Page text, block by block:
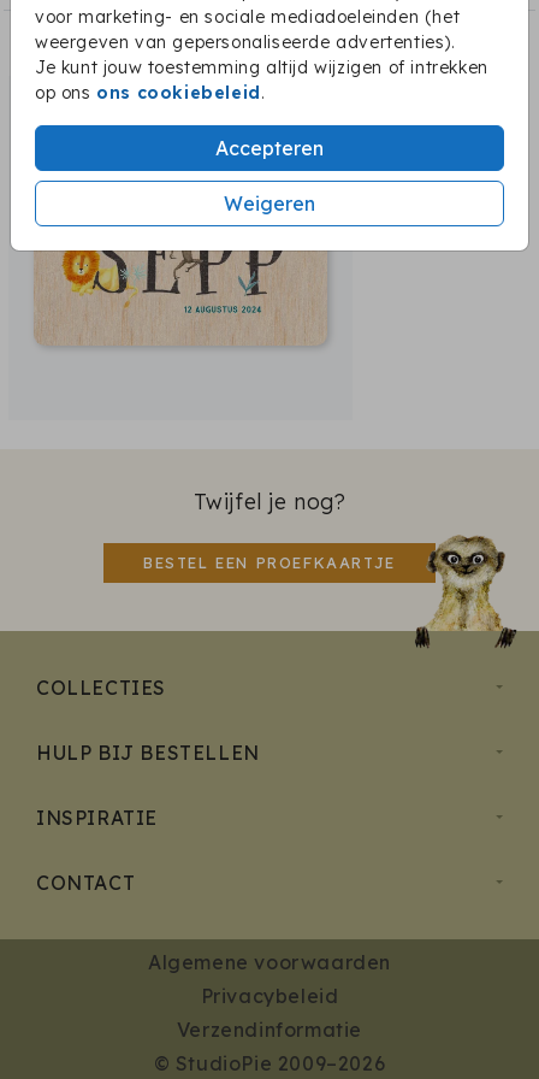
voor marketing- en sociale mediadoeleinden (het
weergeven van gepersonaliseerde advertenties).
Je kunt jouw toestemming altijd wijzigen of intrekken
op ons ons cookiebeleid.
Accepteren
Weigeren
Dit vind je misschien ook leuk:
Twijfel je nog?
BESTEL EEN PROEFKAARTJE
COLLECTIES
HULP BIJ BESTELLEN
INSPIRATIE
CONTACT
Algemene voorwaarden
Privacybeleid
Verzendinformatie
© StudioPie 2009–2026